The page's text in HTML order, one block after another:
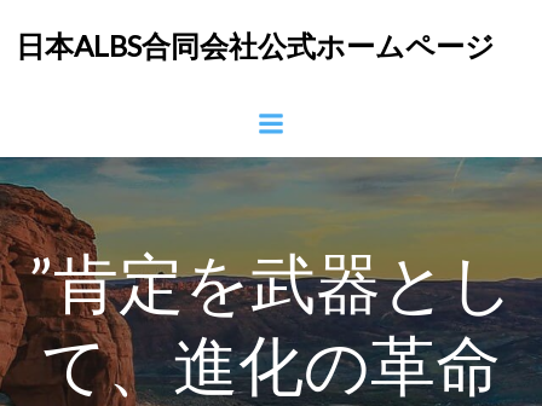
ン
ツ
へ
プ
日本ALBS合同会社公式ホームページ
”肯定を武器とし
て、進化の革命